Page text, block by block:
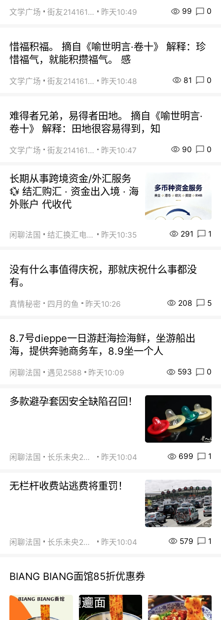
文学广场 街友21416156 昨天10:49 99 0
惜福积福。 摘自《喻世明言·卷十》 解释：珍
惜福气，就能积攒福气。 感
文学广场 街友21416156 昨天10:48 81 0
难得者兄弟，易得者田地。 摘自《喻世明言·
卷十》 解释：田地很容易得到，知
文学广场 街友21416156 昨天10:47 90 0
长期从事跨境资金/外汇服务
💱 结汇购汇 · 资金出入境 · 海
外账户 代收代
闲聊法国 结汇换汇电汇 昨天10:35 291 1
没有什么事值得庆祝，那就庆祝什么事都没
有。
真情秘密 四月的鱼 昨天10:26 208 5
8.7号dieppe一日游赶海捡海鲜，坐游船出
海，提供奔驰商务车，8.9坐一个人
闲聊法国 遇见2588 昨天10:09 593 0
多款避孕套因安全缺陷召回！
闲聊法国 长乐未央2015 昨天10:04 699 1
无栏杆收费站逃费将重罚！
闲聊法国 长乐未央2015 昨天10:04 579 1
BIANG BIANG面馆85折优惠券